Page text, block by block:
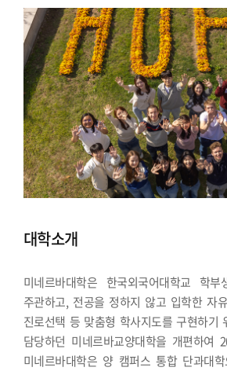
대학소개
미네르바대학은 한국외국어대학교 학
주관하고, 전공을 정하지 않고 입학한 자
진로선택 등 맞춤형 학사지도를 구현하기
담당하던 미네르바교양대학을 개편하여
미네르바대학은 양 캠퍼스 통합 단과대